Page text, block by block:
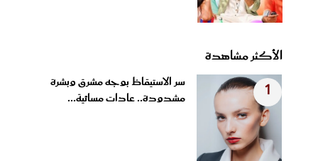
الأكثر مشاهدة
1
سر الاستيقاظ بوجه مشرق وبشرة
مشدودة.. عادات مسائية...